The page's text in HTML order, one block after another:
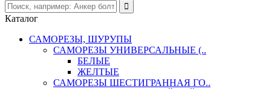
Каталог
САМОРЕЗЫ, ШУРУПЫ
САМОРЕЗЫ УНИВЕРСАЛЬНЫЕ (..
БЕЛЫЕ
ЖЕЛТЫЕ
САМОРЕЗЫ ШЕСТИГРАННАЯ ГО..